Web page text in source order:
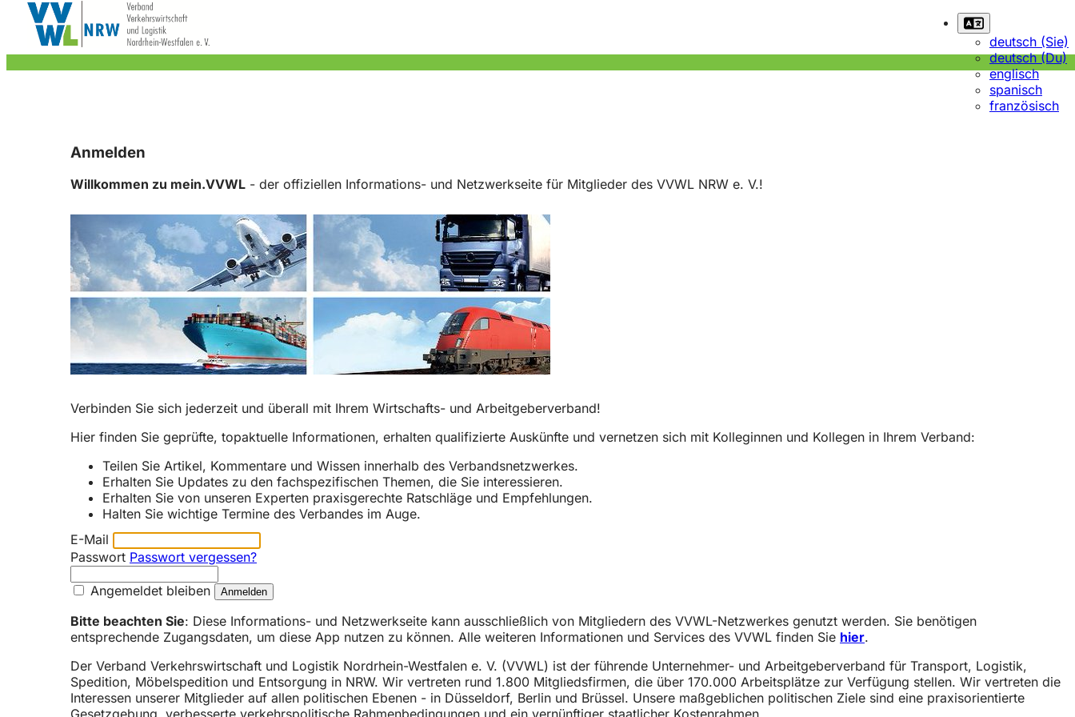
deutsch (Sie)
deutsch (Du)
englisch
spanisch
französisch
Anmelden
Willkommen zu mein.VVWL - der offiziellen Informations- und Netzwerkseite für Mitglieder des VVWL NRW e. V.!
Verbinden Sie sich jederzeit und überall mit Ihrem Wirtschafts- und Arbeitgeberverband!
Hier finden Sie geprüfte, topaktuelle Informationen, erhalten qualifizierte Auskünfte und vernetzen sich mit Kolleginnen und Kollegen in Ihrem Verband:
Teilen Sie Artikel, Kommentare und Wissen innerhalb des Verbandsnetzwerkes.
Erhalten Sie Updates zu den fachspezifischen Themen, die Sie interessieren.
Erhalten Sie von unseren Experten praxisgerechte Ratschläge und Empfehlungen.
Halten Sie wichtige Termine des Verbandes im Auge.
E-Mail
Passwort Passwort vergessen?
Angemeldet bleiben
Bitte beachten Sie: Diese Informations- und Netzwerkseite kann ausschließlich von Mitgliedern des VVWL-Netzwerkes genutzt werden. Sie benötigen
entsprechende Zugangsdaten, um diese App nutzen zu können. Alle weiteren Informationen und Services des VVWL finden Sie hier.
Der Verband Verkehrswirtschaft und Logistik Nordrhein-Westfalen e. V. (VVWL) ist der führende Unternehmer- und Arbeitgeberverband für Transport, Logistik,
Spedition, Möbelspedition und Entsorgung in NRW. Wir vertreten rund 1.800 Mitgliedsfirmen, die über 170.000 Arbeitsplätze zur Verfügung stellen. Wir vertreten die
Interessen unserer Mitglieder auf allen politischen Ebenen - in Düsseldorf, Berlin und Brüssel. Unsere maßgeblichen politischen Ziele sind eine praxisorientierte